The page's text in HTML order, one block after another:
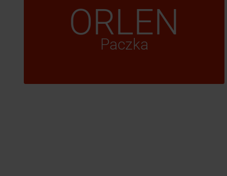
ORLEN
Paczka